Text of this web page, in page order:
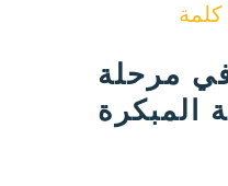
مرحلة
المبكرة